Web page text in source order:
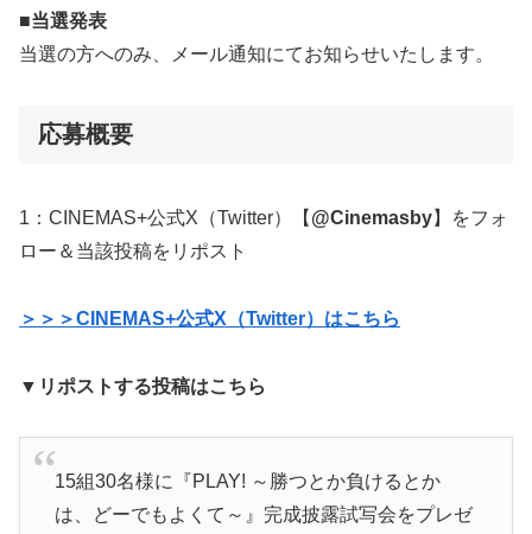
■当選発表
当選の方へのみ、メール通知にてお知らせいたします。
応募概要
1：CINEMAS+公式X（Twitter）【 @Cinemasby】をフォ
ロー＆当該投稿をリポスト
＞＞＞CINEMAS+公式X（Twitter）はこちら
▼リポストする投稿はこちら
15組30名様に『PLAY! ～勝つとか負けるとか
は、どーでもよくて～』完成披露試写会をプレゼ